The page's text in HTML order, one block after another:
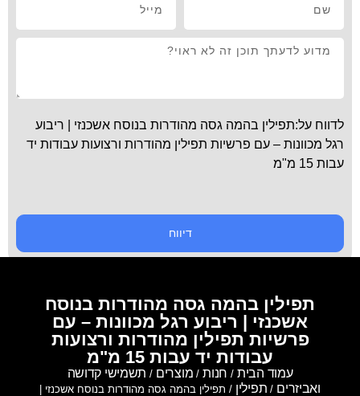
לדווח על:תפילין בהמה גסה מהודרות בנוסח אשכנזי | ריבוע
רגל מכוונות – עם פרשיות תפילין מהודרות ורצועות עבודות יד
עבות 15 מ"מ
דיווח
תפילין בהמה גסה מהודרות בנוסח
אשכנזי | ריבוע רגל מכוונות – עם
פרשיות תפילין מהודרות ורצועות
עבודות יד עבות 15 מ"מ
עמוד הבית/ חנות/ מוצרים / תשמישי קדושה
ואביזרים / תפילין / תפילין בהמה גסה מהודרות בנוסח אשכנזי |